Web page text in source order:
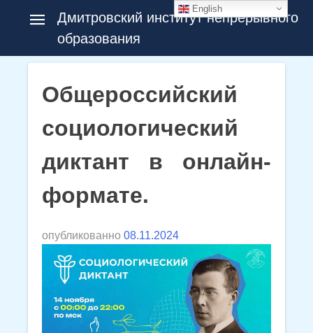
Дмитровский институт непрерывного
образования
Общероссийский
социологический
диктант в онлайн-
формате.
опубликованно08.11.2024
English